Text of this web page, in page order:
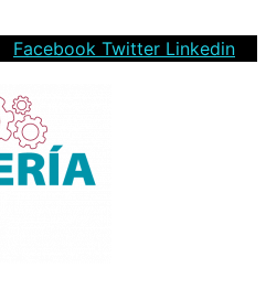
Facebook Twitter Linkedin